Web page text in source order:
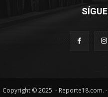
Copyright © 2025. - Reporte18.com.